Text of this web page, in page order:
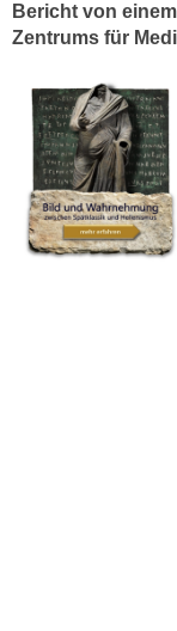
Bericht von
Zentrums für